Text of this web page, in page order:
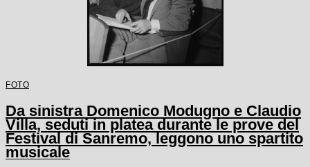
FOTO
Da sinistra Domenico Modugno e Claudio
Villa, seduti in platea durante le prove del
Festival di Sanremo, leggono uno spartito
musicale